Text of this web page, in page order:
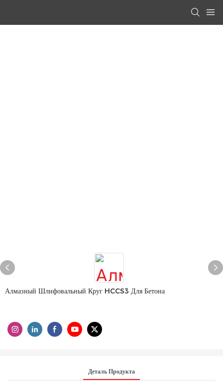
Алмазный Шлифовальный Круг HCCS3 Для Бетона
Деталь Продукта